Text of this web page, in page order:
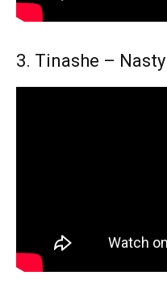
3. Tinashe – Nasty